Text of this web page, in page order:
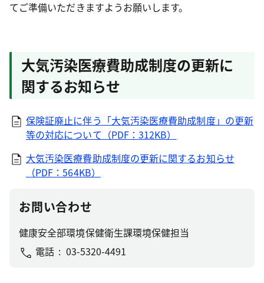
てご準備いただきますようお願いします。
大気汚染医療費助成制度の更新に
関するお知らせ
保険証廃止に伴う「大気汚染医療費助成制度」の更新
等の対応について（PDF：312KB）
大気汚染医療費助成制度の更新に関するお知らせ
（PDF：564KB）
お問い合わせ
健康安全部環境保健衛生課環境保健担当
電話
03-5320-4491